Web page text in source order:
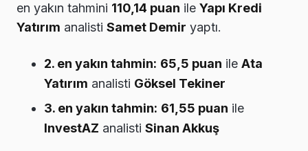
en yakın tahmini 110,14 puan ile Yapı Kredi
Yatırım analisti Samet Demir yaptı.
2. en yakın tahmin: 65,5 puan ile Ata
Yatırım analisti Göksel Tekiner
3. en yakın tahmin: 61,55 puan ile
InvestAZ analisti Sinan Akkuş